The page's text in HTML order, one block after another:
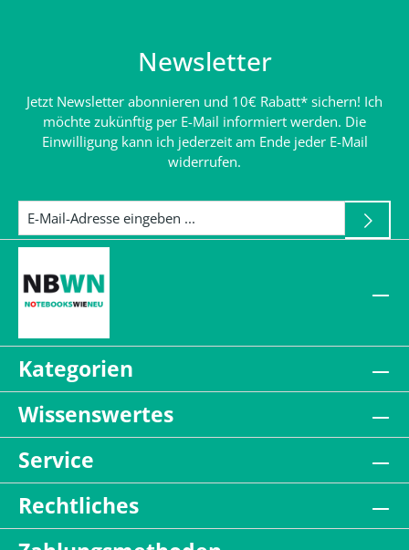
Newsletter
Jetzt Newsletter abonnieren und 10€ Rabatt* sichern! Ich
möchte zukünftig per E-Mail informiert werden. Die
Einwilligung kann ich jederzeit am Ende jeder E-Mail
widerrufen.
Kategorien
Wissenswertes
Service
Rechtliches